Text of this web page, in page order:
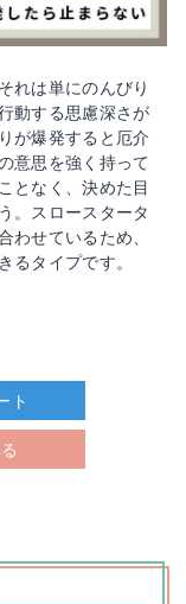
れは単にのんびり
動する思慮深さが
が爆発すると厄介
意思を強く持って
となく、決めた目
。スロースタータ
わせているため、
るタイプです。
ト